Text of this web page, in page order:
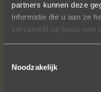
partners kunnen deze
informatie die u aan ze
verzameld op basis van
Noodzakelijk
Een droom
prachtig